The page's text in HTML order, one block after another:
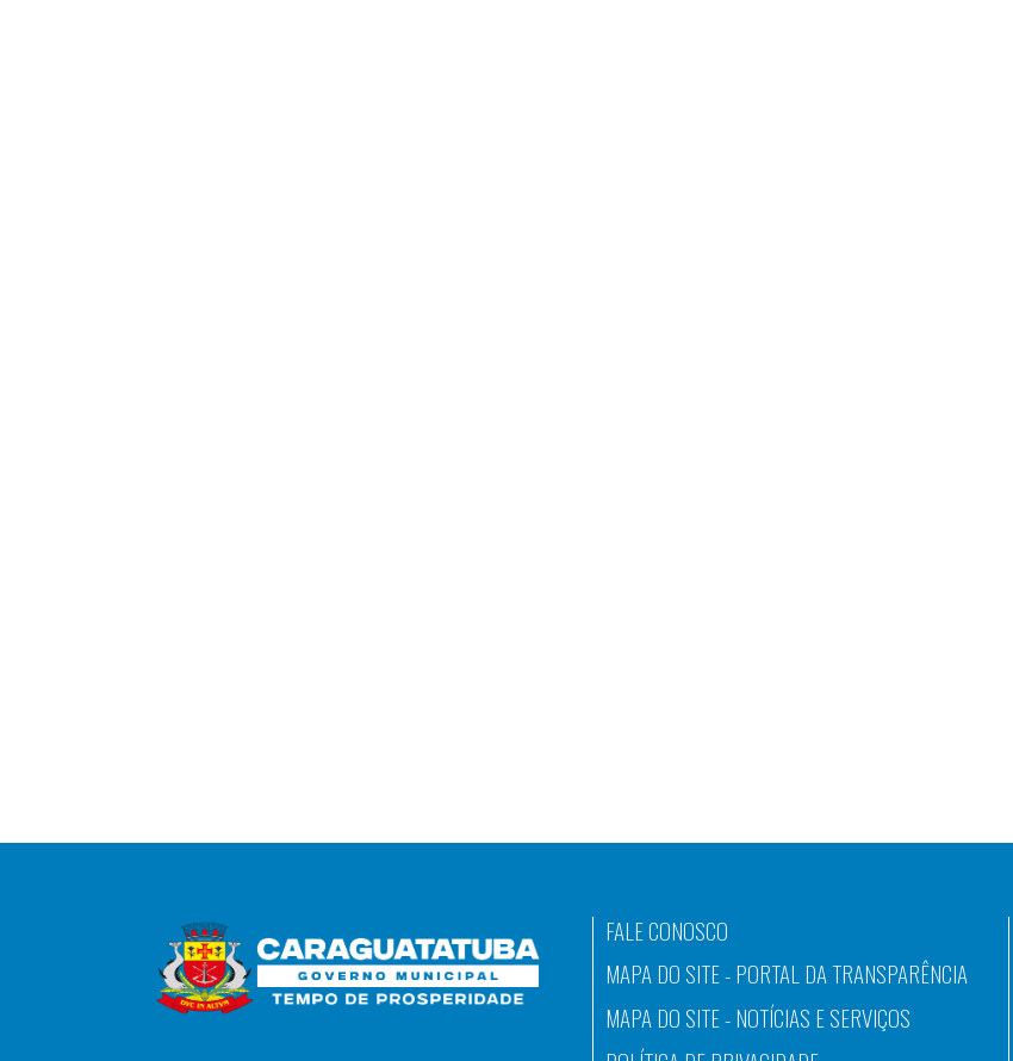
FALE CONOSCO
MAPA DO SITE - PORTAL DA TRANSPARÊNCIA
MAPA DO SITE - NOTÍCIAS E SERVIÇOS